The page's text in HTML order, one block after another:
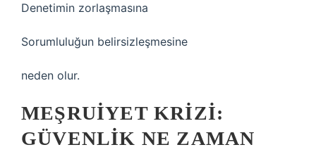
Denetimin zorlaşmasına
Sorumluluğun belirsizleşmesine
neden olur.
MEŞRUIYET KRIZI:
GÜVENLIK NE ZAMAN